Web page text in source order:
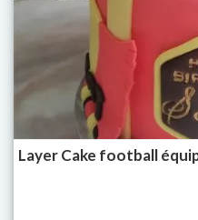
Layer Cake football